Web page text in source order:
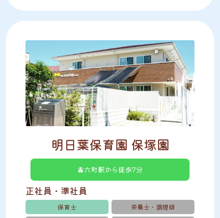
明日葉保育園 保塚園
🚊六町駅から徒歩7分
正社員・準社員
保育士
栄養士・調理師